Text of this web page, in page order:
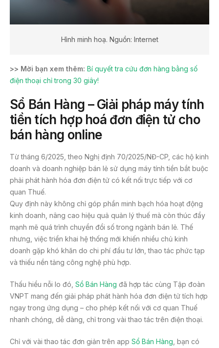
Hình minh hoạ. Nguồn: Internet
>> Mời bạn xem thêm: Bí quyết tra cứu đơn hàng bằng số
điện thoại chỉ trong 30 giây!
Sổ Bán Hàng – Giải pháp máy tính
tiền tích hợp hoá đơn điện tử cho
bán hàng online
Từ tháng 6/2025, theo Nghị định 70/2025/NĐ-CP, các hộ kinh
doanh và doanh nghiệp bán lẻ sử dụng máy tính tiền bắt buộc
phải phát hành hóa đơn điện tử có kết nối trực tiếp với cơ
quan Thuế.
Quy định này không chỉ góp phần minh bạch hóa hoạt động
kinh doanh, nâng cao hiệu quả quản lý thuế mà còn thúc đẩy
mạnh mẽ quá trình chuyển đổi số trong ngành bán lẻ. Thế
nhưng, việc triển khai hệ thống mới khiến nhiều chủ kinh
doanh gặp khó khăn do chi phí đầu tư lớn, thao tác phức tạp
và thiếu nền tảng công nghệ phù hợp.
Thấu hiểu nỗi lo đó, Sổ Bán Hàng đã hợp tác cùng Tập đoàn
VNPT mang đến giải pháp phát hành hóa đơn điện tử tích hợp
ngay trong ứng dụng – cho phép kết nối với cơ quan Thuế
nhanh chóng, dễ dàng, chỉ trong vài thao tác trên điện thoại.
Chỉ với vài thao tác đơn giản trên app Sổ Bán Hàng , bạn có